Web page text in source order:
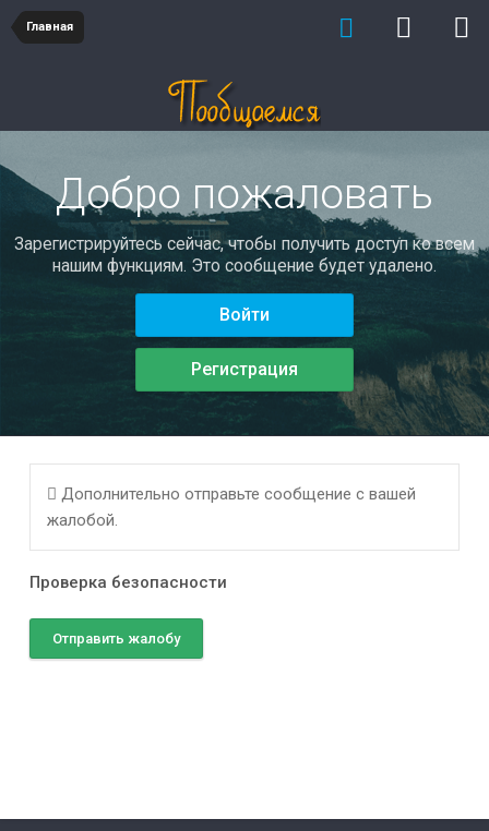
Главная
Добро пожаловать
Зарегистрируйтесь сейчас, чтобы получить доступ ко всем
нашим функциям. Это сообщение будет удалено.
Войти
Регистрация
Дополнительно отправьте сообщение с вашей
жалобой.
Проверка безопасности
Отправить жалобу